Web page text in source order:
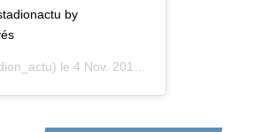
by
le 4 Nov. 2019 à 9 :58 PST